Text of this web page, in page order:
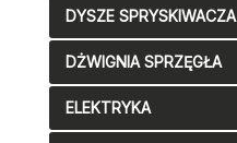
DYSZE SPRYSKIWACZA
DŻWIGNIA SPRZĘGŁA
ELEKTRYKA